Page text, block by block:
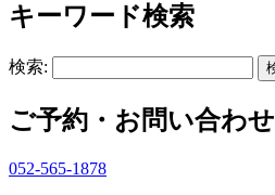
キーワード検索
検索:
ご予約・お問い合わせ
052-565-1878